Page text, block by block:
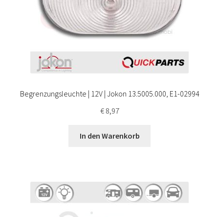
Begrenzungsleuchte | 12V | Jokon 13.5005.000, E1-02994
€8,97
In den Warenkorb